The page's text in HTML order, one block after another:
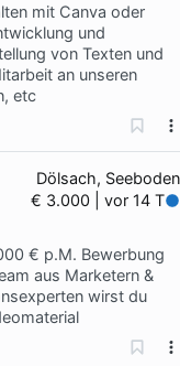
mit Canva oder
und
von Texten und
an unseren
etc
Dölsach, Seeboden
€ 3.000 | vor 14 T
€ p.M. Bewerbung
aus Marketern &
wirst du